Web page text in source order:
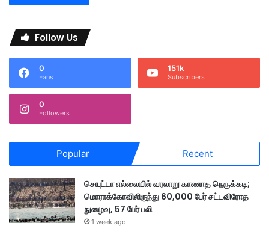
Follow Us
0
Fans
151k
Subscribers
0
Followers
Popular Recent
செயுட்டா எல்லையில் வரலாறு காணாத நெருக்கடி;
மொராக்கோவிலிருந்து 60,000 பேர் சட்டவிரோத
நுழைவு, 57 பேர் பலி
1 week ago